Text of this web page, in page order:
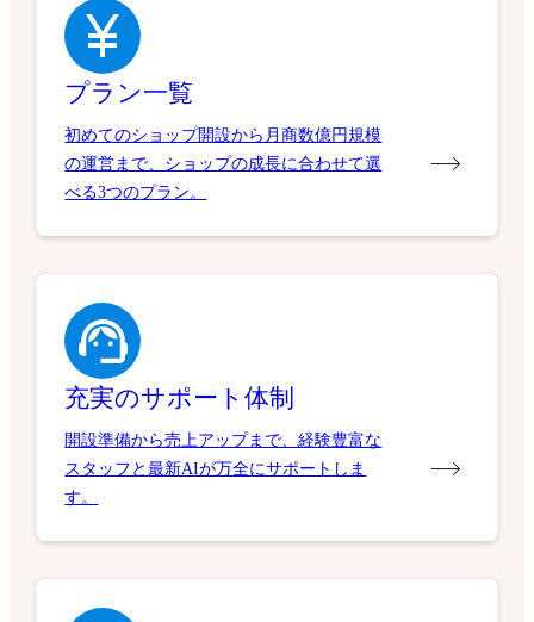
プラン一覧
初めてのショップ開設から月商数億円規模
の運営まで、ショップの成長に合わせて選
べる3つのプラン。
充実のサポート体制
開設準備から売上アップまで、経験豊富な
スタッフと最新AIが万全にサポートしま
す。